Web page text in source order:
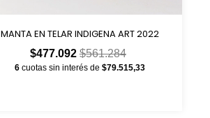
MANTA EN TELAR INDIGENA ART 2022
$477.092$561.284
6 cuotas sin interés de $79.515,33